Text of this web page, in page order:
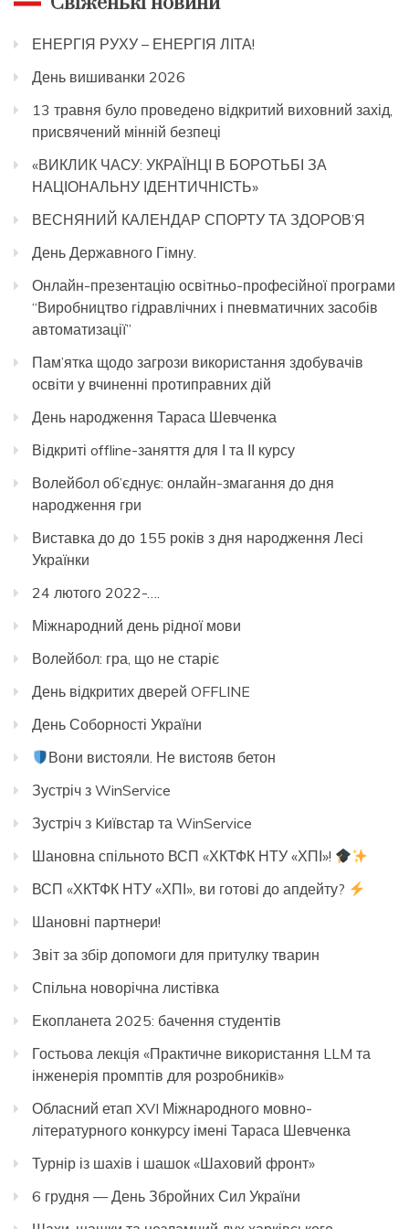
ЕНЕРГІЯ РУХУ – ЕНЕРГІЯ ЛІТА!
День вишиванки 2026
13 травня було проведено відкритий виховний захід,
присвячений мінній безпеці
«ВИКЛИК ЧАСУ: УКРАЇНЦІ В БОРОТЬБІ ЗА
НАЦІОНАЛЬНУ ІДЕНТИЧНІСТЬ»
ВЕСНЯНИЙ КАЛЕНДАР СПОРТУ ТА ЗДОРОВ’Я
День Державного Гімну.
Онлайн-презентацію освітньо-професійної програми
“Виробництво гідравлічних і пневматичних засобів
автоматизації”
Пам’ятка щодо загрози використання здобувачів
освіти у вчиненні протиправних дій
День народження Тараса Шевченка
Відкриті offline-заняття для І та ІІ курсу
Волейбол об’єднує: онлайн-змагання до дня
народження гри
Виставка до до 155 років з дня народження Лесі
Українки
24 лютого 2022-….
Міжнародний день рідної мови
Волейбол: гра, що не старіє
День відкритих дверей OFFLINE
День Соборності України
Вони вистояли. Не вистояв бетон
Зустріч з WinService
Зустріч з Kиївстар та WinService
Шановна спільното ВСП «ХКТФК НТУ «ХПІ»!
ВСП «ХКТФК НТУ «ХПІ», ви готові до апдейту?
Шановні партнери!
Звіт за збір допомоги для притулку тварин
Спільна новорічна листівка
Екопланета 2025: бачення студентів
Гостьова лекція «Практичне використання LLM та
інженерія промптів для розробників»
Обласний етап XVI Міжнародного мовно-
літературного конкурсу імені Тараса Шевченка
Турнір із шахів і шашок «Шаховий фронт»
6 грудня — День Збройних Сил України